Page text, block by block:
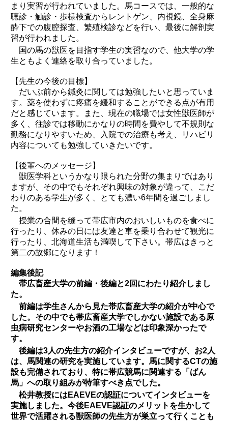
まり実習が行われていました。馬コースでは、一般的な
聴診・触診・歩様検査からレントゲン、内視鏡、全身麻
酔下での腹腔探査、繁殖検診などを行い、最後に解剖実
習が行われました。
国の馬の獣医を目指す学生の実習なので、他大学の学
生ともよく連絡を取り合っていました。
【先生の今後の目標】
だいぶ前から鍼灸に関しては勉強したいと思っていま
す。薬を使わずに疼痛を緩和することができる点が有用
だと感じています。また、現在の職場では女性獣医師が
多く、往診では移動にかなりの時間を費やして不規則な
勤務になりやすいため、入院での治療も考え、リハビリ
内容についても勉強していきたいです。
【後輩へのメッセージ】
獣医学科というかなり限られた分野の集まりではあり
ますが、その中でもそれぞれ興味の対象が違って、こだ
わりのある学生が多く、とても濃い6年間を過ごしまし
た。
授業の合間を縫って帯広市内のおいしいものを食べに
行ったり、休みの日には友達と車を乗り合わせて観光に
行ったり、北海道生活も満喫して下さい。帯広はきっと
第二の故郷になります！
編集後記
帯広畜産大学の前編・後編と2回にわたり紹介しまし
た。
前編は学生さんから見た帯広畜産大学の紹介が中心で
した。その中でも帯広畜産大学でしかない施設である原
虫病研究センターやお酒の工場などは印象深かったで
す。
後編は3人の先生方の紹介インタビューですが、お2人
は、馬関連の研究を実施しています。馬に関するCTの施
設も完備されており、特に帯広競馬に関連する「ばん
馬」への取り組みが特筆すべき点でした。
松井教授にはEAEVEの認証についてインタビューを
実施しました。今後EAEVE認証のメリットを生かして
世界で活躍される獣医師の先生方が巣立って行くことも